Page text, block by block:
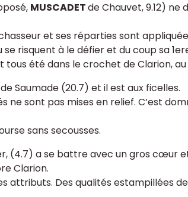
MUSCADETde Chauvet, 9.12) ne
et ses réparties sont
risquent à le défier et du coup sa
été dans le crochet de Clarion, au
de Saumade (20.7) et il est aux ficelles.
ne sont pas mises en relief. C’est
sans secousses.
(4.7) a se battre avec un gros cœur
Clarion.
attributs. Des qualités estampillées